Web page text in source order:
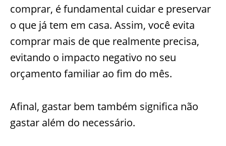
comprar, é fundamental cuidar e preservar
o que já tem em casa. Assim, você evita
comprar mais de que realmente precisa,
evitando o impacto negativo no seu
orçamento familiar ao fim do mês.
Afinal, gastar bem também significa não
gastar além do necessário.